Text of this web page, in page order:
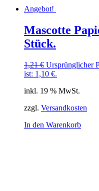
Angebot!
Mascotte
Stück.
1,21€ Ursprünglicher
ist: 1,10 €.
inkl. 19 % MwSt.
zzgl. Versandkosten
In den Warenkorb